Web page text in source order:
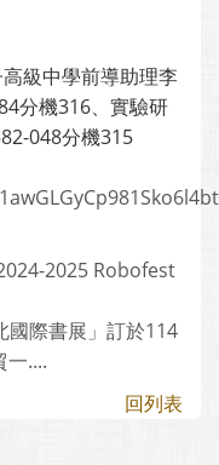
級中學前導助理李
分機316、實驗研
048分機315
2025 Robofest
國際書展」訂於114
一....
回列表